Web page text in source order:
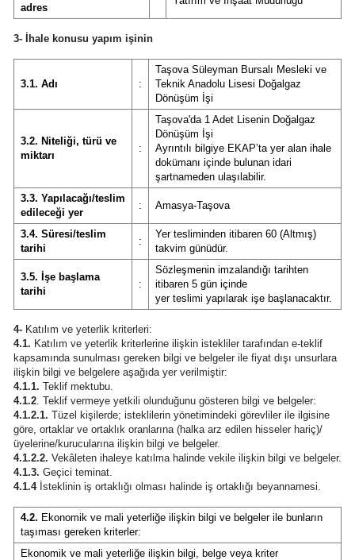
adres
3- İhale konusu yapım işinin
3.1. Adı :
Taşova Süleyman Bursalı Mesleki ve
Teknik Anadolu Lisesi Doğalgaz
Dönüşüm İşi
3.2. Niteliği, türü ve
miktarı
:
Taşova'da 1 Adet Lisenin Doğalgaz
Dönüşüm İşi
Ayrıntılı bilgiye EKAP’ta yer alan ihale
dokümanı içinde bulunan idari
şartnameden ulaşılabilir.
3.3. Yapılacağı/teslim
edileceği yer
: Amasya-Taşova
3.4. Süresi/teslim
tarihi
:
Yer tesliminden itibaren 60 (Altmış)
takvim günüdür.
3.5. İşe başlama
tarihi
:
Sözleşmenin imzalandığı tarihten
itibaren 5 gün içinde
yer teslimi yapılarak işe başlanacaktır.
4- Katılım ve yeterlik kriterleri:
4.1. Katılım ve yeterlik kriterlerine ilişkin istekliler tarafından e-teklif
kapsamında sunulması gereken bilgi ve belgeler ile fiyat dışı unsurlara
ilişkin bilgi ve belgelere aşağıda yer verilmiştir:
4.1.1. Teklif mektubu.
4.1.2 . Teklif vermeye yetkili olunduğunu gösteren bilgi ve belgeler:
4.1.2.1. Tüzel kişilerde; isteklilerin yönetimindeki görevliler ile ilgisine
göre, ortaklar ve ortaklık oranlarına (halka arz edilen hisseler hariç)/
üyelerine/kurucularına ilişkin bilgi ve belgeler.
4.1.2.2. Vekâleten ihaleye katılma halinde vekile ilişkin bilgi ve belgeler.
4.1.3. Geçici teminat.
4.1.4İsteklinin iş ortaklığı olması halinde iş ortaklığı beyannamesi.
4.2. Ekonomik ve mali yeterliğe ilişkin bilgi ve belgeler ile bunların
taşıması gereken kriterler:
Ekonomik ve mali yeterliğe ilişkin bilgi, belge veya kriter